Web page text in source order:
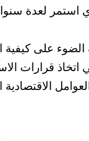
استمر لعدة
على كيفية
قرارات